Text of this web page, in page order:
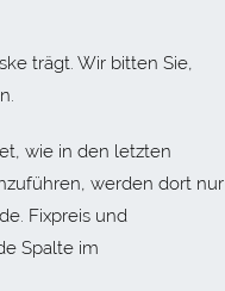
trägt. Wir bitten Sie,
wie in den letzten
werden dort nur
Fixpreis und
Spalte im